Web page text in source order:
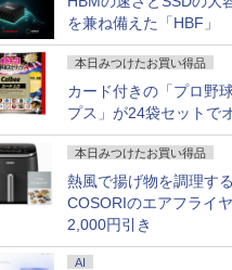
を兼ね備えた「HBF」
本日みつけたお買い得品
カード付きの「プロ野
プス」が24袋セットで
本日みつけたお買い得品
熱風で揚げ物を調理する
COSORIのエアフライ
2,000円引き
AI